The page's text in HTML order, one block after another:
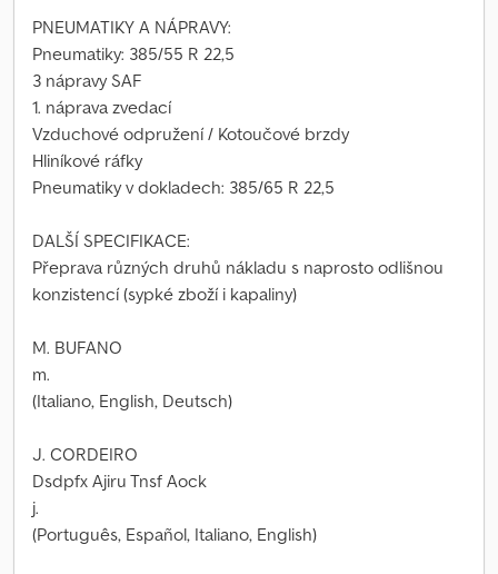
PNEUMATIKY A NÁPRAVY:
Pneumatiky: 385/55 R 22,5
3 nápravy SAF
1. náprava zvedací
Vzduchové odpružení / Kotoučové brzdy
Hliníkové ráfky
Pneumatiky v dokladech: 385/65 R 22,5
DALŠÍ SPECIFIKACE:
Přeprava různých druhů nákladu s naprosto odlišnou
konzistencí (sypké zboží i kapaliny)
M. BUFANO
m.
(Italiano, English, Deutsch)
J. CORDEIRO
Dsdpfx Ajiru Tnsf Aock
j.
(Português, Español, Italiano, English)